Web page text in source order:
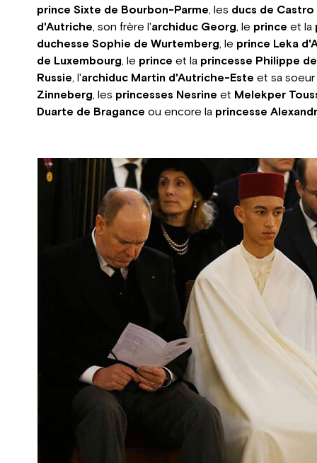
prince Sixte de Bourbon-Parme, les ducs de Castro
d'Autriche, son frère l'archiduc Georg, le prince et la
duchesse Sophie de Wurtemberg, le prince Leka
de Luxembourg, le prince et la princesse Philippe
Russie, l'archiduc Martin d'Autriche-Este et sa
Zinneberg, les princesses Nesrine et Melekper
Duarte de Bragance ou encore la princesse